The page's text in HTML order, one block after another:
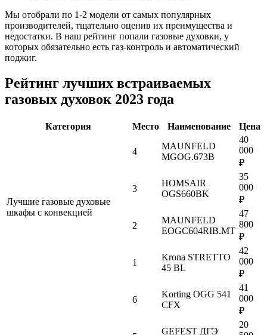
Мы отобрали по 1-2 модели от самых популярных
производителей, тщательно оценив их преимущества и
недостатки. В наш рейтинг попали газовые духовки, у
которых обязательно есть газ-контроль и автоматический
поджиг.
Рейтинг лучших встраиваемых
газовых духовок 2023 года
Категория Место Наименование Цена
Лучшие газовые духовые
шкафы с конвекцией
4
MAUNFELD
MGOG.673B
40
000
₽
3
HOMSAIR
OGS660BK
35
000
₽
2
MAUNFELD
EOGC604RIB.MT
47
800
₽
1
Krona STRETTO
45 BL
42
000
₽
6
Korting OGG 541
CFX
41
000
₽
GEFEST ДГЭ
20